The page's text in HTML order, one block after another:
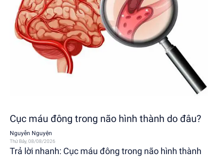
Cục máu đông trong não hình thành do đâu?
Nguyễn Nguyện
Thứ Bảy, 08/08/2026
Trả lời nhanh: Cục máu đông trong não hình thành